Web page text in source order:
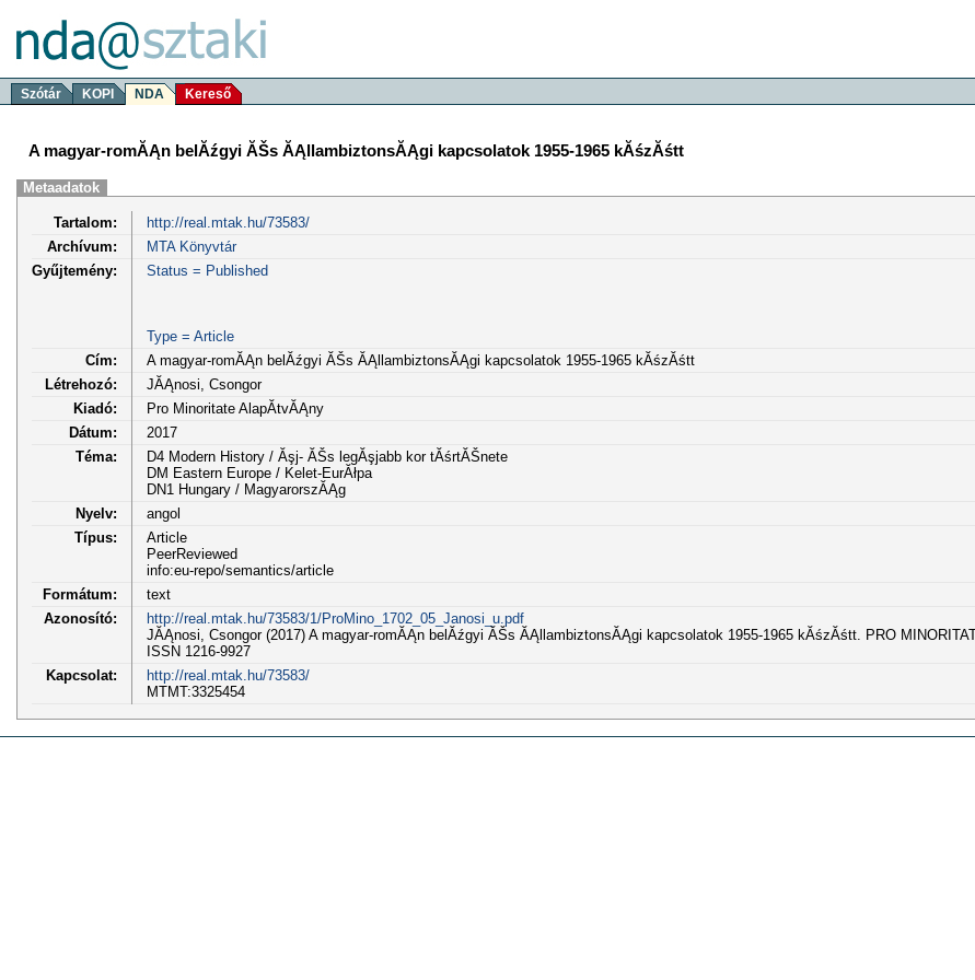
Szótár KOPI NDA Kereső
A magyar-romĂĄn belĂźgyi ĂŠs ĂĄllambiztonsĂĄgi kapcsolatok 1955-1965 kĂśzĂśtt
Metaadatok
Tartalom:
http://real.mtak.hu/73583/
Archívum:
MTA Könyvtár
Gyűjtemény:
Status = Published
Type = Article
Cím:
A magyar-romĂĄn belĂźgyi ĂŠs ĂĄllambiztonsĂĄgi kapcsolatok 1955-1965 kĂśzĂśtt
Létrehozó:
JĂĄnosi, Csongor
Kiadó:
Pro Minoritate AlapĂ­tvĂĄny
Dátum:
2017
Téma:
D4 Modern History / Ăşj- ĂŠs legĂşjabb kor tĂśrtĂŠnete
DM Eastern Europe / Kelet-EurĂłpa
DN1 Hungary / MagyarorszĂĄg
Nyelv:
angol
Típus:
Article
PeerReviewed
info:eu-repo/semantics/article
Formátum:
text
Azonosító:
http://real.mtak.hu/73583/1/ProMino_1702_05_Janosi_u.pdf
JĂĄnosi, Csongor (2017) A magyar-romĂĄn belĂźgyi ĂŠs ĂĄllambiztonsĂĄgi kapcsolatok 1955-1965 kĂśzĂśtt. PRO
ISSN 1216-9927
Kapcsolat:
http://real.mtak.hu/73583/
MTMT:3325454